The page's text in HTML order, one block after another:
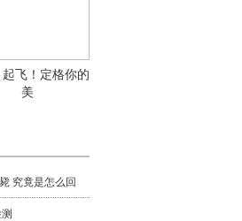
飞！定格你的
美
究竟是怎么回